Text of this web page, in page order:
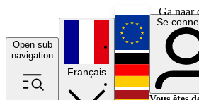
Ga naar
Open sub
navigation
Français
English
Deutsch
Se